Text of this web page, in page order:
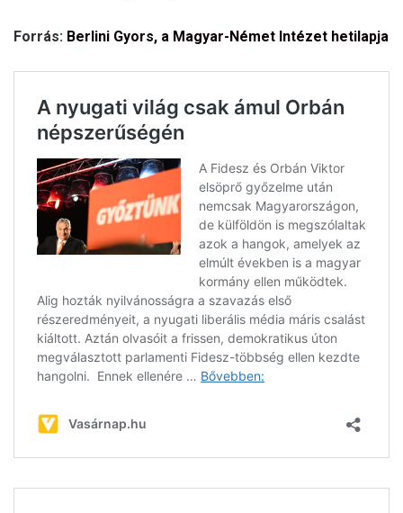
Forrás: Berlini Gyors, a Magyar-Német Intézet hetilapja